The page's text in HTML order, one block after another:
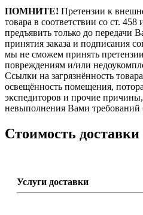
ПОМНИТЕ! Претензии к
товара в соответствии со ст.
предъявить только до передачи
принятия заказа и подписания
мы не сможем принять
повреждениям и/или
Ссылки на загрязнённость
освещённость помещения,
экспедиторов и прочие
невыполнения Вами
Стоимость доставки
Услуги доставки